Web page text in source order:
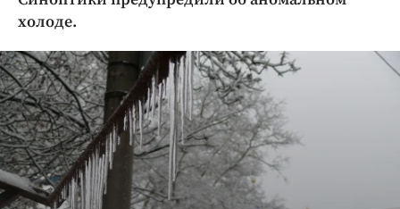
Криминал
Недвижимость и ЖКХ
Образование
Общество
Погода
Праздники
Происшествия
холоде.